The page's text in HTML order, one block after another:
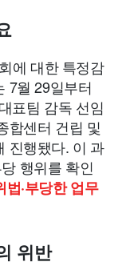
에 대한 특정감
7월 29일부터
표팀 감독 선임
합센터 건립 및
진행됐다. 이 과
행위를 확인
·부당한 업무
위반